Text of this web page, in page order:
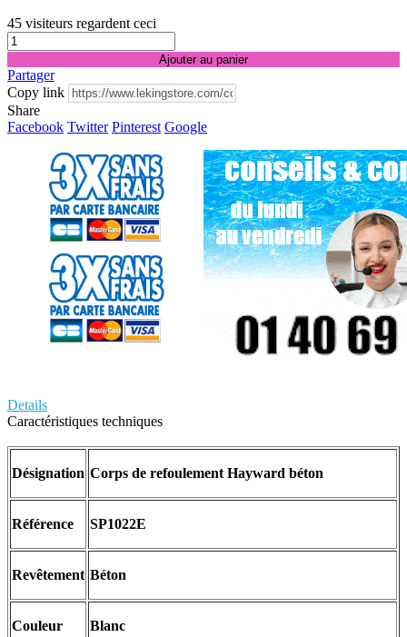
45 visiteurs regardent ceci
Ajouter au panier
Partager
Copy link
Share
Facebook Twitter Pinterest Google
Details
Caractéristiques techniques
Désignation Corps de refoulement Hayward béton
Référence SP1022E
Revêtement Béton
Couleur Blanc